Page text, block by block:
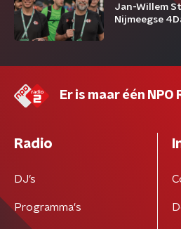
Jan-Willem
Nijmeegse
Er is maar één NPO
Radio
DJ’s
Programma's